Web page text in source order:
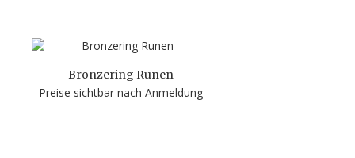
Bronzering Runen
Preise sichtbar nach Anmeldung